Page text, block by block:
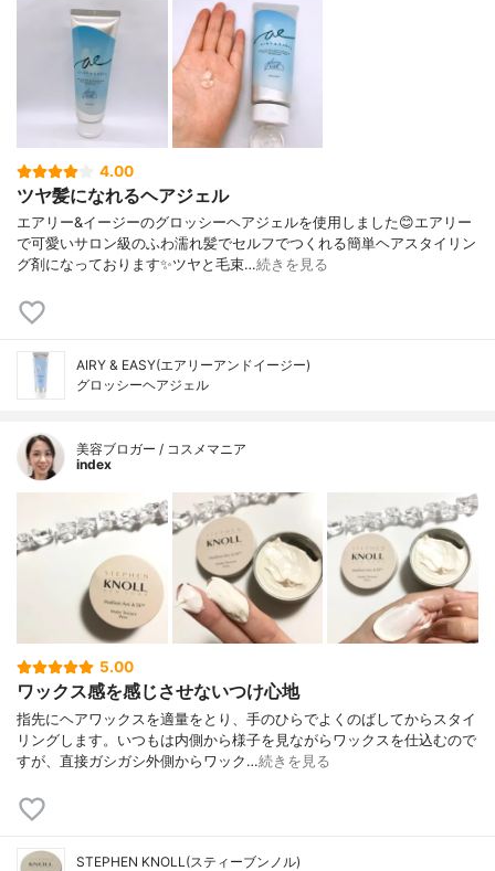
4.00
ツヤ髪になれるヘアジェル
エアリー&イージーのグロッシーヘアジェルを使用しました😊エアリー
で可愛いサロン級のふわ濡れ髪でセルフでつくれる簡単ヘアスタイリン
グ剤になっております✨ツヤと毛束…続きを見る
AIRY & EASY(エアリーアンドイージー)
グロッシーヘアジェル
美容ブロガー / コスメマニア
index
5.00
ワックス感を感じさせないつけ心地
指先にヘアワックスを適量をとり、手のひらでよくのばしてからスタイ
リングします。いつもは内側から様子を見ながらワックスを仕込むので
すが、直接ガシガシ外側からワック…続きを見る
STEPHEN KNOLL(スティーブンノル)